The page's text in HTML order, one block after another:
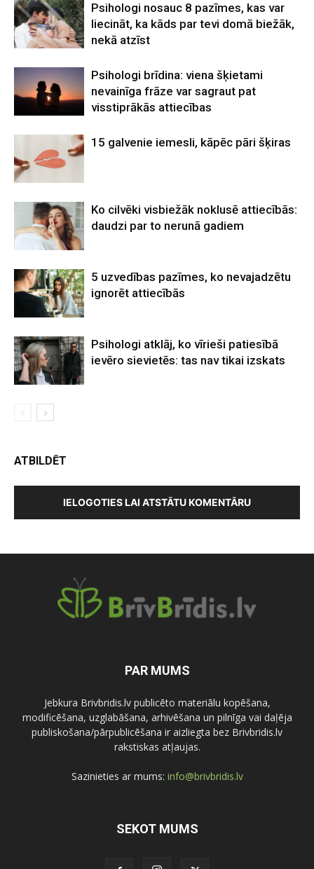
Psihologi nosauc 8 pazīmes, kas var
liecināt, ka kāds par tevi domā biežāk,
nekā atzīst
Psihologi brīdina: viena šķietami
nevainīga frāze var sagraut pat
visstiprākās attiecības
15 galvenie iemesli, kāpēc pāri šķiras
Ko cilvēki visbiežāk noklusē attiecībās:
daudzi par to nerunā gadiem
5 uzvedības pazīmes, ko nevajadzētu
ignorēt attiecībās
Psihologi atklāj, ko vīrieši patiesībā
ievēro sievietēs: tas nav tikai izskats
ATBILDĒT
IELOGOTIES LAI ATSTĀTU KOMENTĀRU
PAR MUMS
Jebkura Brivbridis.lv publicēto materiālu kopēšana,
modificēšana, uzglabāšana, arhivēšana un pilnīga vai daļēja
publiskošana/pārpublicēšana ir aizliegta bez Brivbridis.lv
rakstiskas atļaujas.
Sazinieties ar mums: info@brivbridis.lv
SEKOT MUMS